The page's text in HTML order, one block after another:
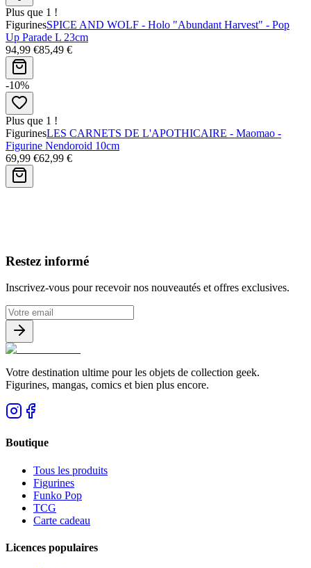
Plus que 1 !
FigurinesSPICE AND WOLF - Holo "Abundant Harvest" - Pop
Up Parade L 23cm
94,99 €85,49 €
-10%
Plus que 1 !
FigurinesLES CARNETS DE L'APOTHICAIRE - Maomao -
Figurine Nendoroid 10cm
69,99 €62,99 €
Restez informé
Inscrivez-vous pour recevoir nos nouveautés et offres exclusives.
Votre destination ultime pour les objets de collection geek.
Figurines, mangas, comics et bien plus encore.
Boutique
Tous les produits
Figurines
Funko Pop
TCG
Carte cadeau
Licences populaires